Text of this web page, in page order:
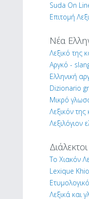
Suda On
Επιτομή
Νέα
Λεξικό της
Αργκό -
Ελληνική
Dizionario
Μικρό
Λεξικόν
Λεξιλόγιον
Διάλεκτοι
Το Χιακόν
Lexique
Λεξικά και